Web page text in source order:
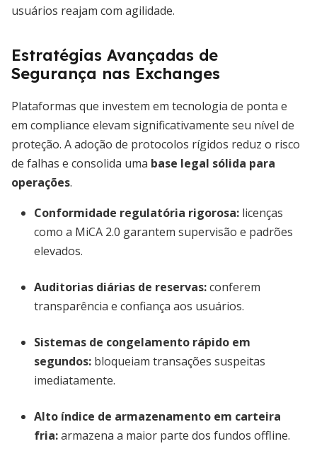
usuários reajam com agilidade.
Estratégias Avançadas de
Segurança nas Exchanges
Plataformas que investem em tecnologia de ponta e
em compliance elevam significativamente seu nível de
proteção. A adoção de protocolos rígidos reduz o risco
de falhas e consolida uma base legal sólida para
operações.
Conformidade regulatória rigorosa: licenças
como a MiCA 2.0 garantem supervisão e padrões
elevados.
Auditorias diárias de reservas:conferem
transparência e confiança aos usuários.
Sistemas de congelamento rápido em
segundos: bloqueiam transações suspeitas
imediatamente.
Alto índice de armazenamento em carteira
fria:armazena a maior parte dos fundos offline.